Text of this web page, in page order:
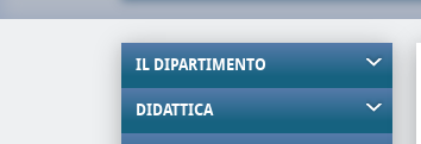
IL DIPARTIMENTO
DIDATTICA